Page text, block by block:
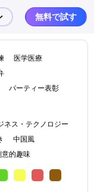
無料で試す
医学医療
パーティー表彰
ネス・テクノロジー
中国風
意的趣味